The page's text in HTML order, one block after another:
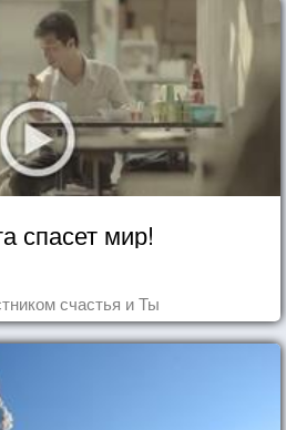
спасет мир!
счастья и Ты